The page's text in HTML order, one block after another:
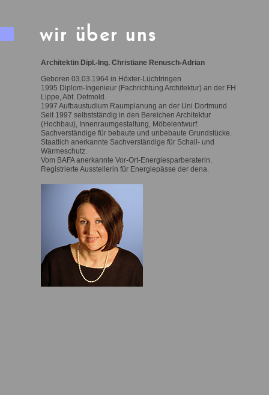
Architektin Dipl.-Ing. Christiane Renusch-Adrian
Geboren 03.03.1964 in Höxter-Lüchtringen
1995 Diplom-Ingenieur (Fachrichtung Architektur) an der FH
Lippe, Abt. Detmold.
1997 Aufbaustudium Raumplanung an der Uni Dortmund
Seit 1997 selbstständig in den Bereichen Architektur
(Hochbau), Innenraumgestaltung, Möbelentwurf.
Sachverständige für bebaute und unbebaute Grundstücke.
Staatlich anerkannte Sachverständige für Schall- und
Wärmeschutz.
Vom BAFA anerkannte Vor-Ort-Energiesparberaterin.
Registrierte Ausstellerin für Energiepässe der dena.